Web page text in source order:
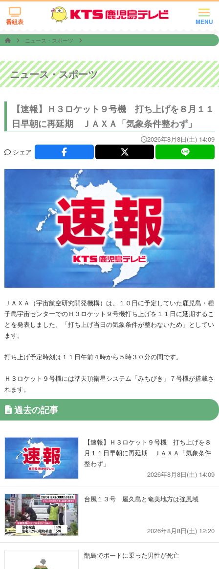
MENU
番組表
ニュース・スポーツ
ニュース・スポーツ
【速報】Ｈ３ロケット９号機 打ち上げを８月１１
日早朝に再延期 ＪＡＸＡ「気象条件整わず」
2026年8月8日(土) 14:09
シェア
ＪＡＸＡ（宇宙航空研究開発機構）は、１０日に予定していた鹿児島・種
子島宇宙センターでのＨ３ロケット９号機打ち上げを１１日に延期するこ
とを発表しました。「打ち上げ当日の気象条件が整わないため」としてい
ます。
打ち上げ予定時刻は１１日午前４時から５時３０分の間です。
Ｈ３ロケット９号機には準天頂衛星システム「みちびき」７号機が搭載さ
れます。
過去の記事
【速報】Ｈ３ロケット９号機 打ち上げを８
月１１日早朝に再延期 ＪＡＸＡ「気象条件
整わず」
2026年8月8日(土) 14:09
台風１３号 屋久島と奄美地方は強風域
2026年8月8日(土) 12:20
甑島でボートに乗った男性が死亡